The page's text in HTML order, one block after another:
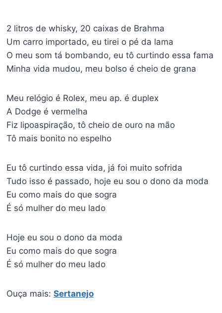
2 litros de whisky, 20 caixas de Brahma
Um carro importado, eu tirei o pé da lama
O meu som tá bombando, eu tô curtindo essa fama
Minha vida mudou, meu bolso é cheio de grana
Meu relógio é Rolex, meu ap. é duplex
A Dodge é vermelha
Fiz lipoaspiração, tô cheio de ouro na mão
Tô mais bonito no espelho
Eu tô curtindo essa vida, já foi muito sofrida
Tudo isso é passado, hoje eu sou o dono da moda
Eu como mais do que sogra
É só mulher do meu lado
Hoje eu sou o dono da moda
Eu como mais do que sogra
É só mulher do meu lado
Ouça mais: Sertanejo